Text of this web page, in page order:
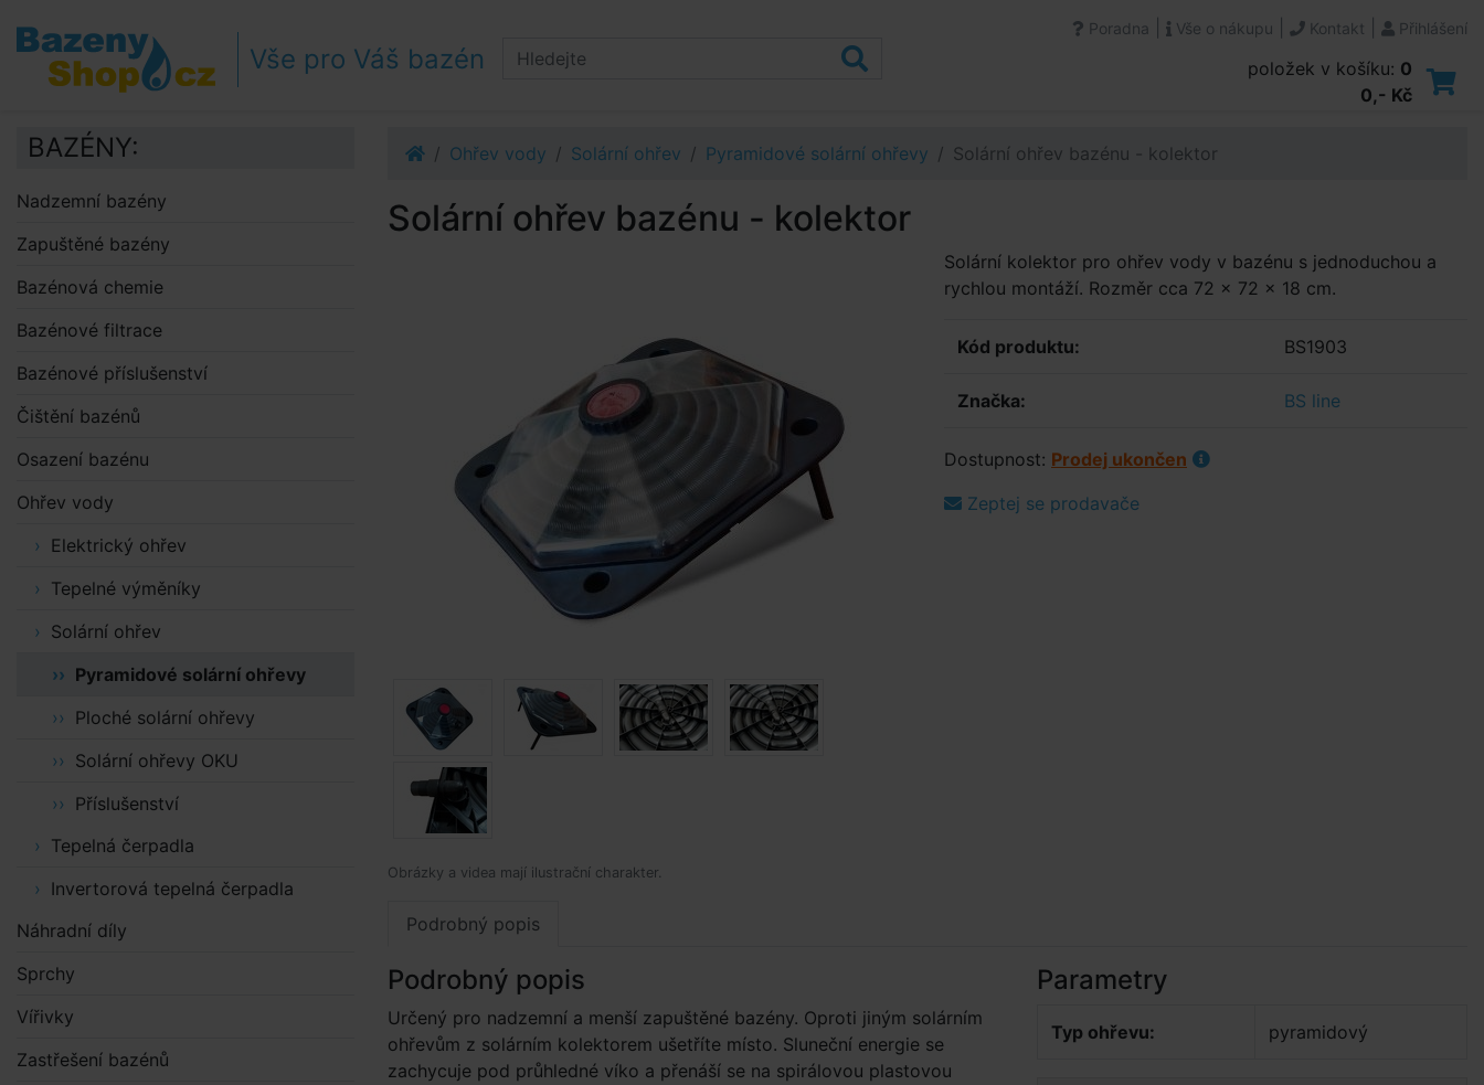
Přejít na obsah
Přejít k postrannímu sloupci
Klávesové zkratky
Vše pro Váš bazén
Poradna Vše o nákupu Kontakt Přihlášení
položek v košíku: 0
0,- Kč
Ohřev vody Solární ohřev Pyramidové solární ohřevy Solární ohřev bazénu - kolektor
Solární ohřev bazénu - kolektor
Obrázky a videa mají ilustrační charakter.
Solární kolektor pro ohřev vody v bazénu s jednoduchou a
rychlou montáží. Rozměr cca 72 x 72 x 18 cm.
Kód produktu: BS1903
Značka: BS line
Dostupnost: Prodej ukončen
Zeptej se prodavače
Podrobný popis
Podrobný popis
Určený pro nadzemní a menší zapuštěné bazény. Oproti jiným solárním
ohřevům z solárním kolektorem ušetříte místo. Sluneční energie se
zachycuje pod průhledné víko a přenáší se na spirálovou plastovou
Parametry
Typ ohřevu: pyramidový
BAZÉNY:
Nadzemní bazény
Zapuštěné bazény
Bazénová chemie
Bazénové filtrace
Bazénové příslušenství
Čištění bazénů
Osazení bazénu
Ohřev vody
Elektrický ohřev
Tepelné výměníky
Solární ohřev
Pyramidové solární ohřevy
Ploché solární ohřevy
Solární ohřevy OKU
Příslušenství
Tepelná čerpadla
Invertorová tepelná čerpadla
Náhradní díly
Sprchy
Vířivky
Zastřešení bazénů